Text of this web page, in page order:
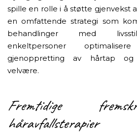
spille en rolle i å støtte gjenvekst
en omfattende strategi som
behandlinger med
enkeltpersoner
gjenoppretting av hårtap
velvære.
Fremtidige
håravfallsterapier